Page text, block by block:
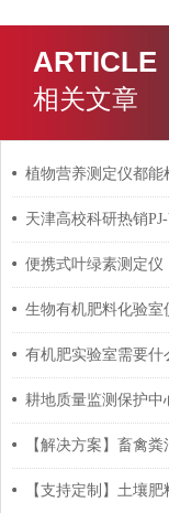
ARTICLE
相关文章
便携式叶绿素测定仪